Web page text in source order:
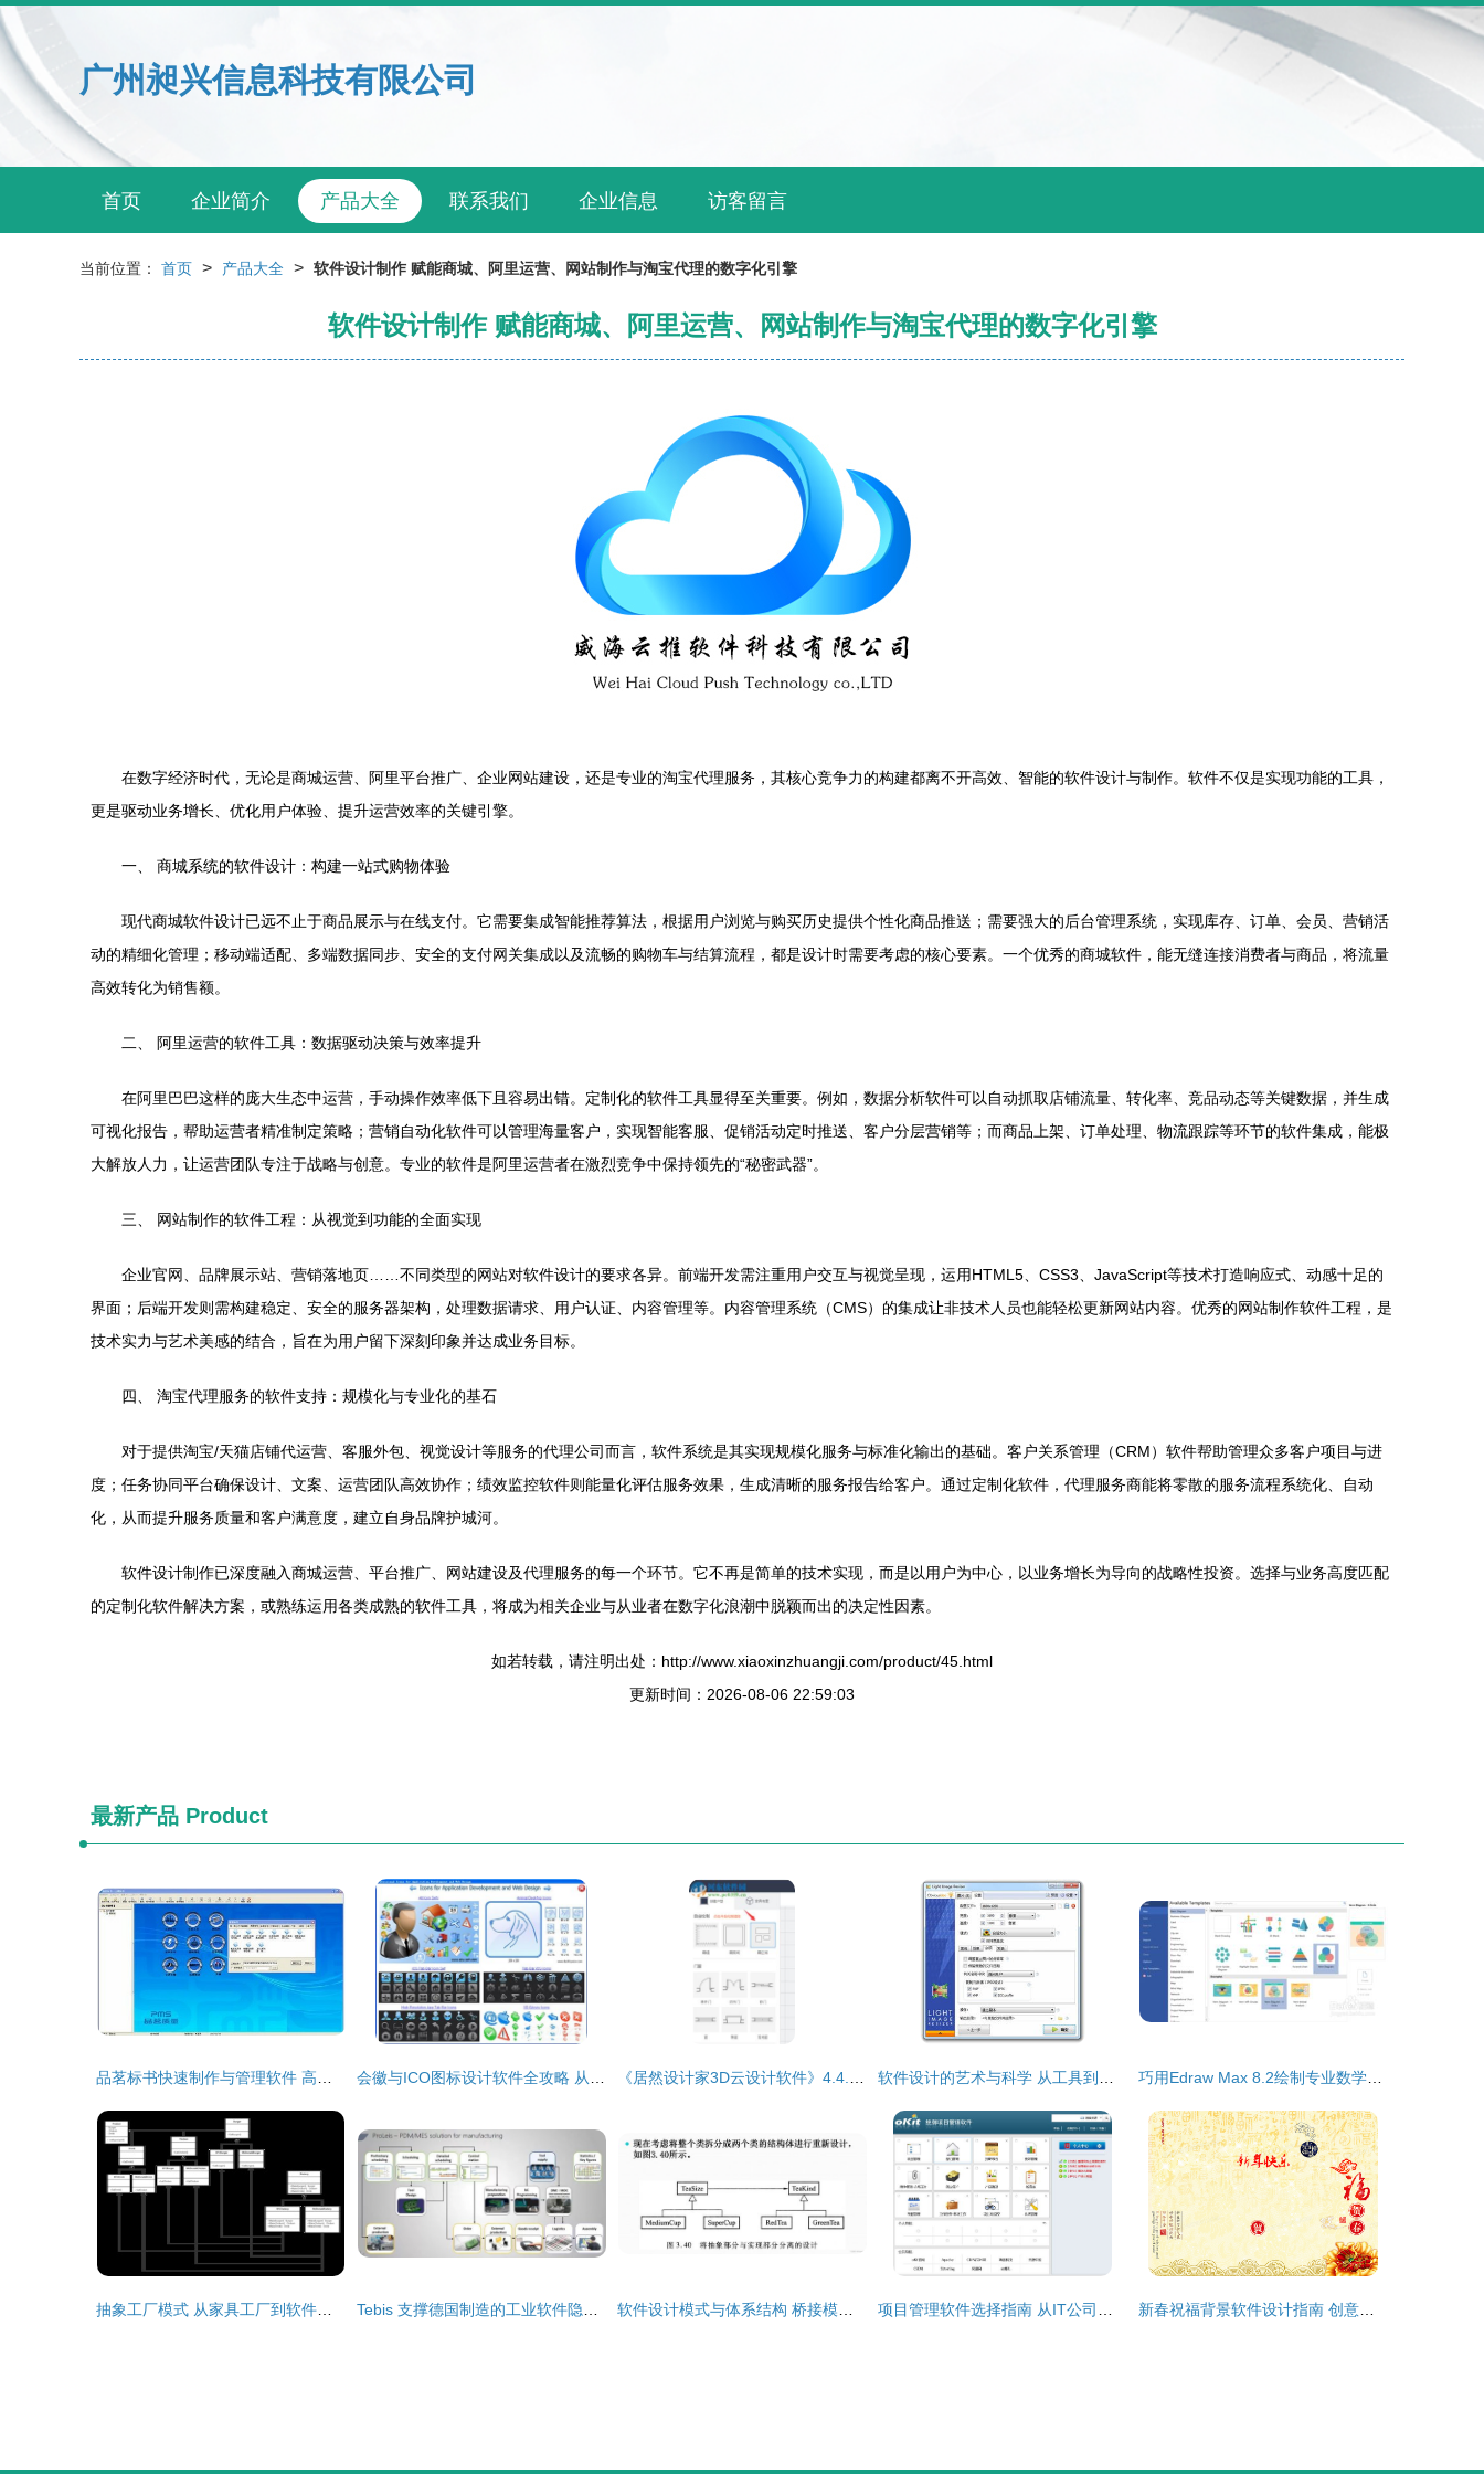
广州昶兴信息科技有限公司
首页 企业简介 产品大全 联系我们 企业信息 访客留言
当前位置： 首页 > 产品大全 > 软件设计制作 赋能商城、阿里运营、网站制作与淘宝代理的数字化引擎
软件设计制作 赋能商城、阿里运营、网站制作与淘宝代理的数字化引擎
在数字经济时代，无论是商城运营、阿里平台推广、企业网站建设，还是专业的淘宝代理服务，其核心竞争力的构建都离不开高效、智能的软件设计与制作。软件不仅是实现功能的工具，
更是驱动业务增长、优化用户体验、提升运营效率的关键引擎。
一、 商城系统的软件设计：构建一站式购物体验
现代商城软件设计已远不止于商品展示与在线支付。它需要集成智能推荐算法，根据用户浏览与购买历史提供个性化商品推送；需要强大的后台管理系统，实现库存、订单、会员、营销活
动的精细化管理；移动端适配、多端数据同步、安全的支付网关集成以及流畅的购物车与结算流程，都是设计时需要考虑的核心要素。一个优秀的商城软件，能无缝连接消费者与商品，将流量
高效转化为销售额。
二、 阿里运营的软件工具：数据驱动决策与效率提升
在阿里巴巴这样的庞大生态中运营，手动操作效率低下且容易出错。定制化的软件工具显得至关重要。例如，数据分析软件可以自动抓取店铺流量、转化率、竞品动态等关键数据，并生成
可视化报告，帮助运营者精准制定策略；营销自动化软件可以管理海量客户，实现智能客服、促销活动定时推送、客户分层营销等；而商品上架、订单处理、物流跟踪等环节的软件集成，能极
大解放人力，让运营团队专注于战略与创意。专业的软件是阿里运营者在激烈竞争中保持领先的“秘密武器”。
三、 网站制作的软件工程：从视觉到功能的全面实现
企业官网、品牌展示站、营销落地页……不同类型的网站对软件设计的要求各异。前端开发需注重用户交互与视觉呈现，运用HTML5、CSS3、JavaScript等技术打造响应式、动感十足的
界面；后端开发则需构建稳定、安全的服务器架构，处理数据请求、用户认证、内容管理等。内容管理系统（CMS）的集成让非技术人员也能轻松更新网站内容。优秀的网站制作软件工程，是
技术实力与艺术美感的结合，旨在为用户留下深刻印象并达成业务目标。
四、 淘宝代理服务的软件支持：规模化与专业化的基石
对于提供淘宝/天猫店铺代运营、客服外包、视觉设计等服务的代理公司而言，软件系统是其实现规模化服务与标准化输出的基础。客户关系管理（CRM）软件帮助管理众多客户项目与进
度；任务协同平台确保设计、文案、运营团队高效协作；绩效监控软件则能量化评估服务效果，生成清晰的服务报告给客户。通过定制化软件，代理服务商能将零散的服务流程系统化、自动
化，从而提升服务质量和客户满意度，建立自身品牌护城河。
软件设计制作已深度融入商城运营、平台推广、网站建设及代理服务的每一个环节。它不再是简单的技术实现，而是以用户为中心，以业务增长为导向的战略性投资。选择与业务高度匹配
的定制化软件解决方案，或熟练运用各类成熟的软件工具，将成为相关企业与从业者在数字化浪潮中脱颖而出的决定性因素。
如若转载，请注明出处：http://www.xiaoxinzhuangji.com/product/45.html
更新时间：2026-08-06 22:59:03
最新产品 Product